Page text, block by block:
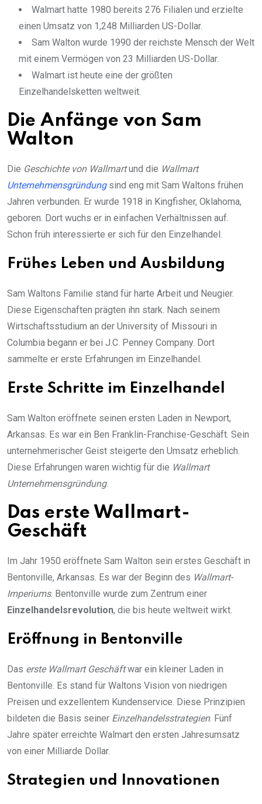
Walmart hatte 1980 bereits 276 Filialen und erzielte
einen Umsatz von 1,248 Milliarden US-Dollar.
Sam Walton wurde 1990 der reichste Mensch der Welt
mit einem Vermögen von 23 Milliarden US-Dollar.
Walmart ist heute eine der größten
Einzelhandelsketten weltweit.
Die Anfänge von Sam
Walton
Die Geschichte von Wallmartund die Wallmart
Unternehmensgründungsind eng mit Sam Waltons frühen
Jahren verbunden. Er wurde 1918 in Kingfisher, Oklahoma,
geboren. Dort wuchs er in einfachen Verhältnissen auf.
Schon früh interessierte er sich für den Einzelhandel.
Frühes Leben und Ausbildung
Sam Waltons Familie stand für harte Arbeit und Neugier.
Diese Eigenschaften prägten ihn stark. Nach seinem
Wirtschaftsstudium an der University of Missouri in
Columbia begann er bei J.C. Penney Company. Dort
sammelte er erste Erfahrungen im Einzelhandel.
Erste Schritte im Einzelhandel
Sam Walton eröffnete seinen ersten Laden in Newport,
Arkansas. Es war ein Ben Franklin-Franchise-Geschäft. Sein
unternehmerischer Geist steigerte den Umsatz erheblich.
Diese Erfahrungen waren wichtig für die Wallmart
Unternehmensgründung.
Das erste Wallmart-
Geschäft
Im Jahr 1950 eröffnete Sam Walton sein erstes Geschäft in
Bentonville, Arkansas. Es war der Beginn des Wallmart-
Imperiums. Bentonville wurde zum Zentrum einer
Einzelhandelsrevolution, die bis heute weltweit wirkt.
Eröffnung in Bentonville
Das erste Wallmart Geschäftwar ein kleiner Laden in
Bentonville. Es stand für Waltons Vision von niedrigen
Preisen und exzellentem Kundenservice. Diese Prinzipien
bildeten die Basis seiner Einzelhandelsstrategien. Fünf
Jahre später erreichte Walmart den ersten Jahresumsatz
von einer Milliarde Dollar.
Strategien und Innovationen